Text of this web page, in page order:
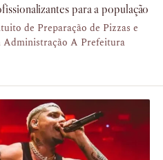
para a população
de Preparação de Pizzas e
Administração A Prefeitura